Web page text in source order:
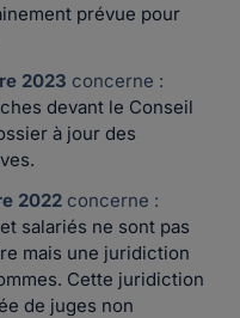
prévue pour
2023 concerne :
devant le Conseil
à jour des
2022 concerne :
salariés ne sont pas
mais une juridiction
Cette juridiction
de juges non